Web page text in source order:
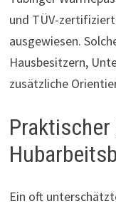
und TÜV-
ausgewiesen.
Hausbesitzern,
zusätzliche
Praktischer
Ein oft